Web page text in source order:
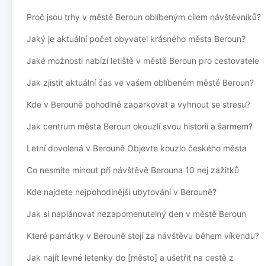
Proč jsou trhy v městě Beroun oblíbeným cílem návštěvníků?
Jaký je aktuální počet obyvatel krásného města Beroun?
Jaké možnosti nabízí letiště v městě Beroun pro cestovatele
Jak zjistit aktuální čas ve vašem oblíbeném městě Beroun?
Kde v Berouně pohodlně zaparkovat a vyhnout se stresu?
Jak centrum města Beroun okouzlí svou historií a šarmem?
Letní dovolená v Berouně Objevte kouzlo českého města
Co nesmíte minout při návštěvě Berouna 10 nej zážitků
Kde najdete nejpohodlnější ubytování v Berouně?
Jak si naplánovat nezapomenutelný den v městě Beroun
Které památky v Berouně stojí za návštěvu během víkendu?
Jak najít levné letenky do [město] a ušetřit na cestě z